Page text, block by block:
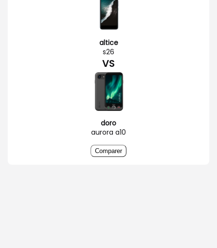
altice
s26
VS
doro
aurora a10
Comparer